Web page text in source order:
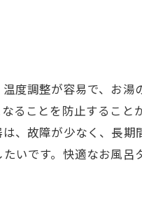
度調整が容易で、お湯
ることを防止すること
、故障が少なく、長期
いです。快適なお風呂